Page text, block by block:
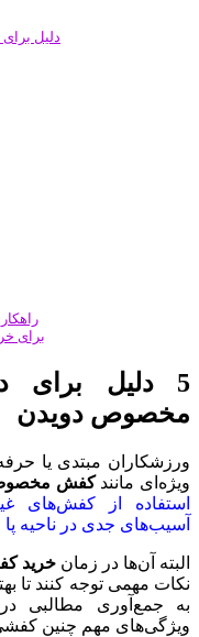
5 دلیل
برای
5 دلیل
مخصوص دویدن
ورزشکاران مبتدی یا
ویژه‌ای مانندکفش
استفاده از کفش‌های
آسیب‌های جدی در ناحیه
البته آن‌ها در زمان خرید
نکات مهمی توجه کنند تا
به جمع‌آوری مطالبی
ویژگی‌های مهم چنین